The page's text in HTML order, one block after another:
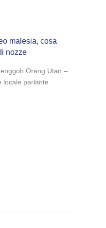
malesia, cosa
nozze
Orang Utan –
locale parlante